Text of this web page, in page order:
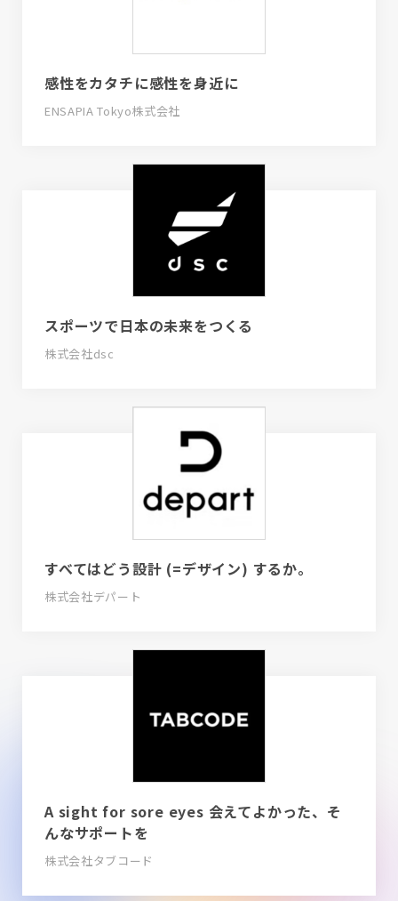
感性をカタチに感性を身近に
ENSAPIA Tokyo株式会社
スポーツで日本の未来をつくる
株式会社dsc
すべてはどう設計 (=デザイン) するか。
株式会社デパート
A sight for sore eyes 会えてよかった、そ
んなサポートを
株式会社タブコード